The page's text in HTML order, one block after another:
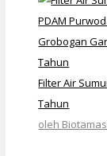
Filter Air
Tahun
oleh